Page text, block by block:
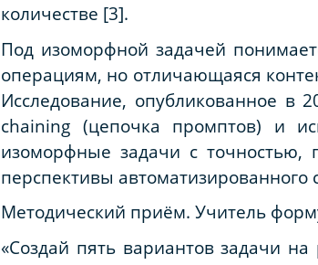
количестве [3].
Под изоморфной задачей
операциям, но отличающаяся
Исследование, опубликованное в
chaining (цепочка промптов) и
изоморфные задачи с точностью,
перспективы
Методический приём. Учитель
«Создай пять вариантов задачи